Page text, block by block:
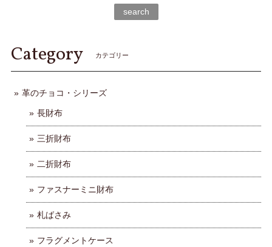
search
Category カテゴリー
革のチョコ・シリーズ
長財布
三折財布
二折財布
ファスナーミニ財布
札ばさみ
フラグメントケース